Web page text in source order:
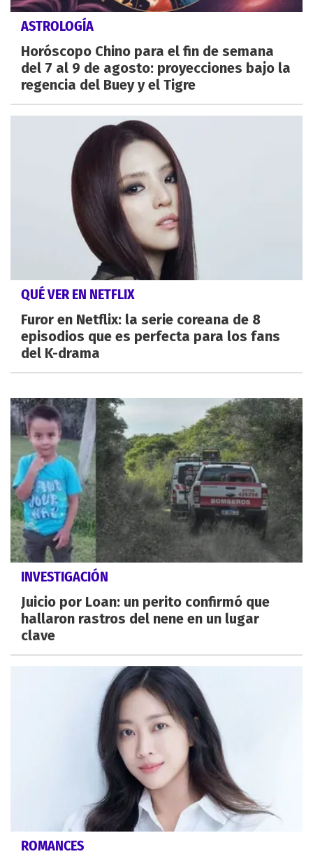
ASTROLOGÍA
Horóscopo Chino para el fin de semana
del 7 al 9 de agosto: proyecciones bajo la
regencia del Buey y el Tigre
QUÉ VER EN NETFLIX
Furor en Netflix: la serie coreana de 8
episodios que es perfecta para los fans
del K-drama
INVESTIGACIÓN
Juicio por Loan: un perito confirmó que
hallaron rastros del nene en un lugar
clave
ROMANCES